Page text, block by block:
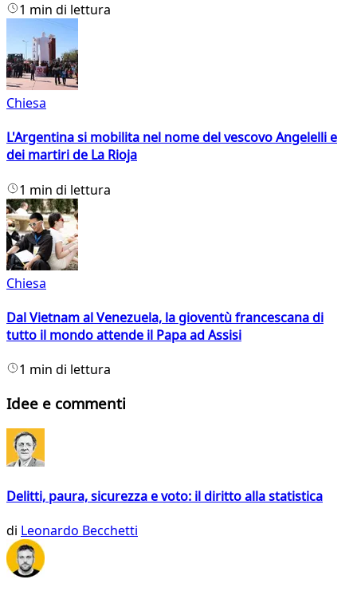
1 min di lettura
Chiesa
L'Argentina si mobilita nel nome del vescovo Angelelli e
dei martiri de La Rioja
1 min di lettura
Chiesa
Dal Vietnam al Venezuela, la gioventù francescana di
tutto il mondo attende il Papa ad Assisi
1 min di lettura
Idee e commenti
Delitti, paura, sicurezza e voto: il diritto alla statistica
di Leonardo Becchetti